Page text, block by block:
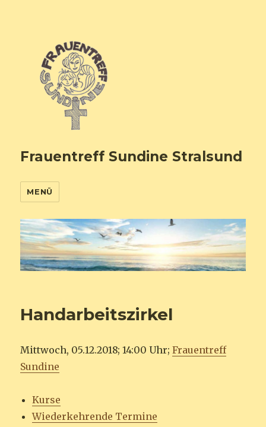
Frauentreff Sundine Stralsund
MENÜ
Handarbeitszirkel
Mittwoch, 05.12.2018; 14:00 Uhr;Frauentreff
Sundine
Kurse
Wiederkehrende Termine